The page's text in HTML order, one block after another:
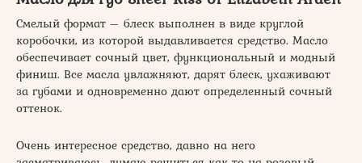
Смелый формат – блеск выполнен в виде круглой
коробочки, из которой выдавливается средство. Масло
обеспечивает сочный цвет, функциональный и модный
финиш. Все масла увлажняют, дарят блеск, ухаживают
за губами и одновременно дают определенный сочный
оттенок.
Очень интересное средство, давно на него